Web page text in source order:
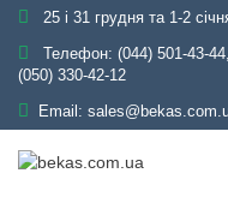
25 і 31 грудня та 1-2
Телефон: (044) 501-43-
(050) 330-42-12
Email: